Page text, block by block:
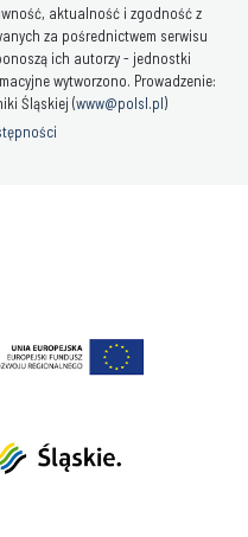
aktualność i zgodność z
za pośrednictwem serwisu
ich autorzy - jednostki
wytworzono. Prowadzenie:
Śląskiej (www@polsl.pl)